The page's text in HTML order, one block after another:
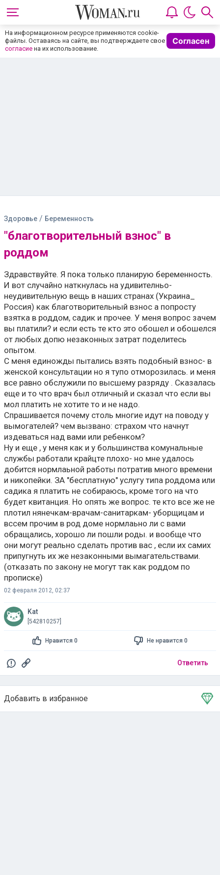
На информационном ресурсе применяются cookie-
файлы. Оставаясь на сайте, вы подтверждаете свое
согласие на их использование.
Согласен
Здоровье / Беременность
"благотворительный взнос" в
роддом
Здравствуйте. Я пока только планирую беременность.
И вот случайно наткнулась на удивителньо-
неудивительную вещь в наших странах (Украина_
Россия) как благотворительный взнос а попросту
взятка в роддом, садик и прочее. У меня вопрос зачем
вы платили? и если есть те кто это обошел и обошелся
от любых допю незаконных затрат поделитесь
опытом.
С меня единожды пытались взять подобный взнос- в
женской консультации но я тупо отморозилась. и меня
все равно обслужили по высшему разряду . Сказалась
еще и то что врач был отличный и сказал что если вы
мол платить не хотите то и не надо.
Спрашивается почему столь многие идут на поводу у
вымогателей? чем вызвано: страхом что начнут
издеваться над вами или ребенком?
Ну и еще , у меня как и у большинства комунальные
службы работали крайцте плохо- но мне удалось
добится нормлаьной работы потратив много времени
и никопейки. ЗА "бесплатную" услугу типа роддома или
садика я платить не собираюсь, кроме того на что
будет квитанция. Но опять же вопрос. те кто все же не
плотил нянечкам-врачам-санитаркам- уборщицам и
вссем прочим в род доме нормлаьно ли с вами
обращались, хорошо ли пошли роды. и вообще что
они могут реально сделать против вас , если их самих
припугнуть их же незаконными вымагательствами.
(отказать по закону не могут так как роддом по
прописке)
02 февраля 2012, 02:37
Kat
[542810257]
Нравится 0 Не нравится 0
Ответить
Добавить в избранное
Тема в избранном